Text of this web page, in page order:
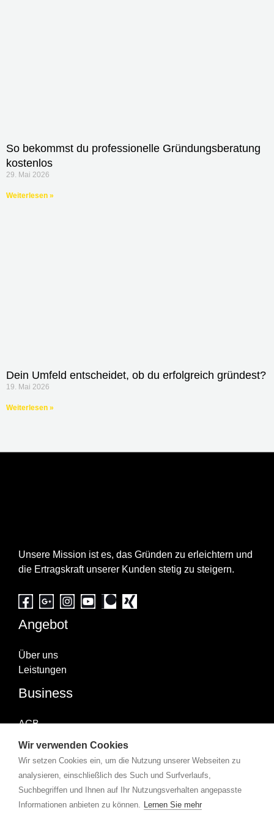
Wir verwenden Cookies
Wir setzen Cookies ein, um die Nutzung unserer Webseiten zu
analysieren, einschließlich des Such und Surfverlaufs,
Suchbegriffen und Ihnen auf Ihr Nutzungsverhalten angepasste
Informationen anbieten zu können. Lernen Sie mehr
So bekommst du professionelle Gründungsberatung
kostenlos
29. Mai 2026
Weiterlesen »
Dein Umfeld entscheidet, ob du erfolgreich gründest?
19. Mai 2026
Weiterlesen »
Unsere Mission ist es, das Gründen zu erleichtern und
die Ertragskraft unserer Kunden stetig zu steigern.
Angebot
Über uns
Leistungen
Business
AGB
Abonniere uns